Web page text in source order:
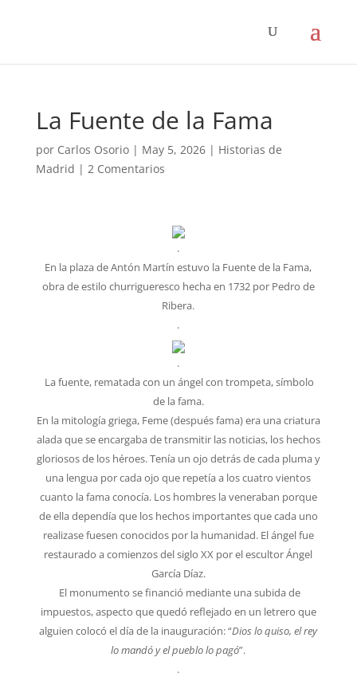
La Fuente de la Fama
por Carlos Osorio| May 5, 2026| Historias de
Madrid | 2 Comentarios
.
En la plaza de Antón Martín estuvo la Fuente de la Fama,
obra de estilo churrigueresco hecha en 1732 por Pedro de
Ribera.
.
.
La fuente, rematada con un ángel con trompeta, símbolo
de la fama.
En la mitología griega, Feme (después fama) era una criatura
alada que se encargaba de transmitir las noticias, los hechos
gloriosos de los héroes. Tenía un ojo detrás de cada pluma y
una lengua por cada ojo que repetía a los cuatro vientos
cuanto la fama conocía. Los hombres la veneraban porque
de ella dependía que los hechos importantes que cada uno
realizase fuesen conocidos por la humanidad. El ángel fue
restaurado a comienzos del siglo XX por el escultor Ángel
García Díaz.
El monumento se financió mediante una subida de
impuestos, aspecto que quedó reflejado en un letrero que
alguien colocó el día de la inauguración: “Dios lo quiso, el rey
lo mandó y el pueblo lo pagó”.
.